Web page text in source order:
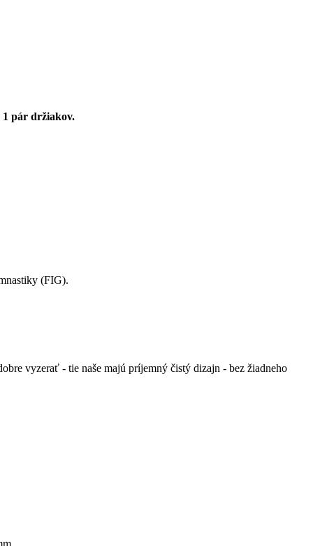
1 pár držiakov.
(FIG).
vyzerať - tie naše majú príjemný čistý dizajn - bez žiadneho